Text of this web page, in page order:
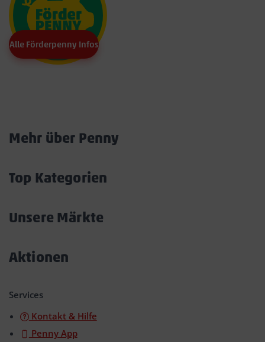
Alle Förderpenny Infos
Mehr über Penny
Top Kategorien
Unsere Märkte
Aktionen
Services
Kontakt & Hilfe
Penny App